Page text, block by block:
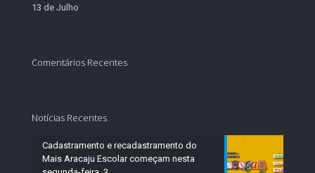
13 de Julho
Comentários Recentes
Notícias Recentes
Cadastramento e recadastramento do
Mais Aracaju Escolar começam nesta